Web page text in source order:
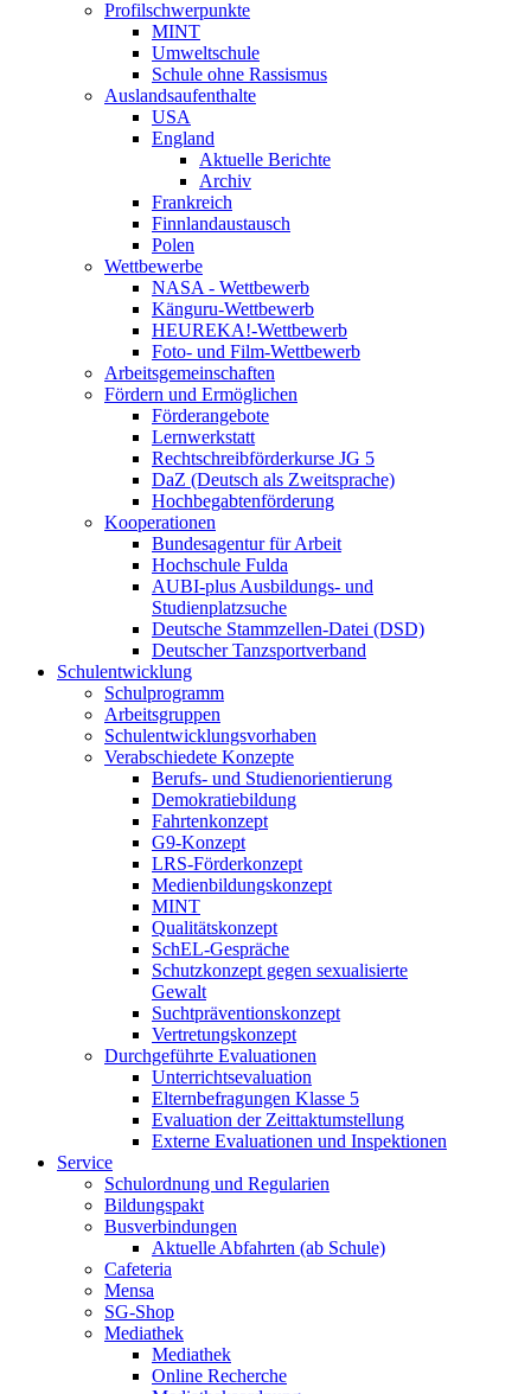
Profilschwerpunkte
MINT
Umweltschule
Schule ohne Rassismus
Auslandsaufenthalte
USA
England
Aktuelle Berichte
Archiv
Frankreich
Finnlandaustausch
Polen
Wettbewerbe
NASA - Wettbewerb
Känguru-Wettbewerb
HEUREKA!-Wettbewerb
Foto- und Film-Wettbewerb
Arbeitsgemeinschaften
Fördern und Ermöglichen
Förderangebote
Lernwerkstatt
Rechtschreibförderkurse JG 5
DaZ (Deutsch als Zweitsprache)
Hochbegabtenförderung
Kooperationen
Bundesagentur für Arbeit
Hochschule Fulda
AUBI-plus Ausbildungs- und
Studienplatzsuche
Deutsche Stammzellen-Datei (DSD)
Deutscher Tanzsportverband
Schulentwicklung
Schulprogramm
Arbeitsgruppen
Schulentwicklungsvorhaben
Verabschiedete Konzepte
Berufs- und Studienorientierung
Demokratiebildung
Fahrtenkonzept
G9-Konzept
LRS-Förderkonzept
Medienbildungskonzept
MINT
Qualitätskonzept
SchEL-Gespräche
Schutzkonzept gegen sexualisierte
Gewalt
Suchtpräventionskonzept
Vertretungskonzept
Durchgeführte Evaluationen
Unterrichtsevaluation
Elternbefragungen Klasse 5
Evaluation der Zeittaktumstellung
Externe Evaluationen und Inspektionen
Service
Schulordnung und Regularien
Bildungspakt
Busverbindungen
Aktuelle Abfahrten (ab Schule)
Cafeteria
Mensa
SG-Shop
Mediathek
Mediathek
Online Recherche